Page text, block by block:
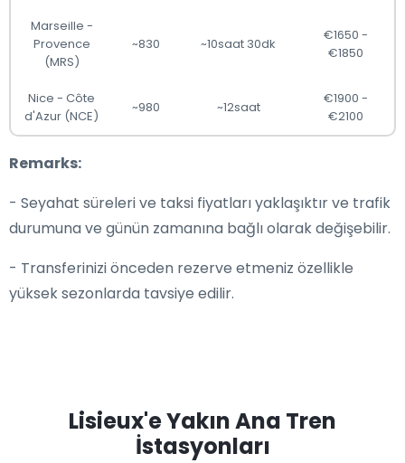
Marseille -
Provence
(MRS)
~830 ~10saat 30dk
€1650 -
€1850
Nice - Côte
d'Azur (NCE)
~980 ~12saat
€1900 -
€2100
Remarks:
- Seyahat süreleri ve taksi fiyatları yaklaşıktır ve trafik
durumuna ve günün zamanına bağlı olarak değişebilir.
- Transferinizi önceden rezerve etmeniz özellikle
yüksek sezonlarda tavsiye edilir.
Lisieux'e Yakın Ana Tren
İstasyonları